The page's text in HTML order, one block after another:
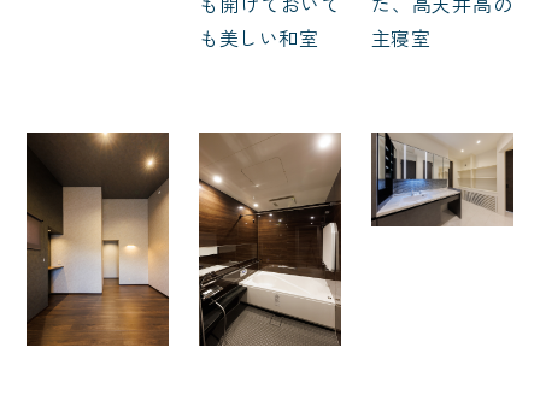
も美しい和室
主寝室